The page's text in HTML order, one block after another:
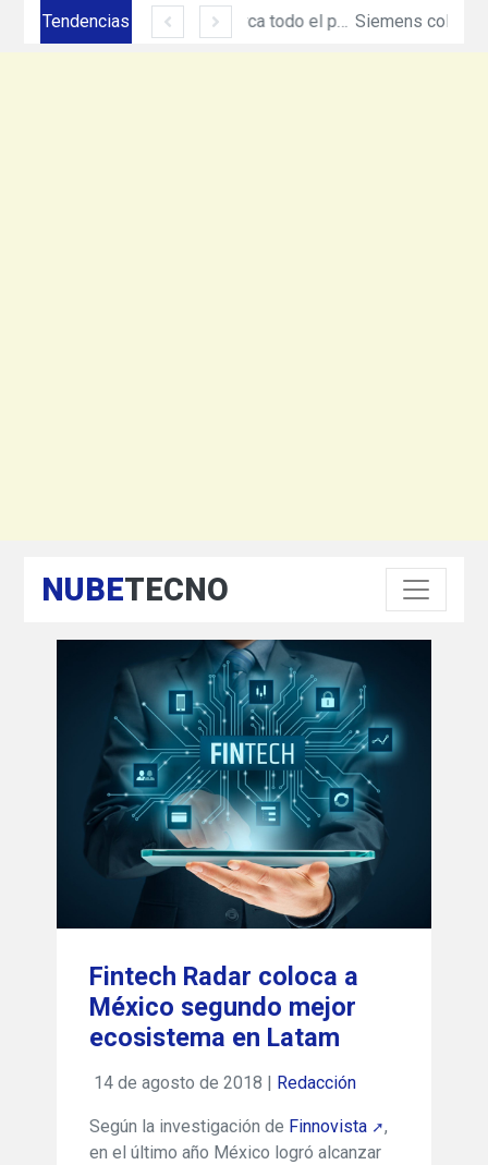
Tendencias
Siemens México amplía su presencia en Ciudad Juárez con inversión de más de 330 mdp Equinix acerca todo el poder de cómputo e inteligencia artificial de NVIDIA DGX con nuevo servicio
NUBETECNO
Fintech Radar coloca a
México segundo mejor
ecosistema en Latam
14 de agosto de 2018 | Redacción
Según la investigación de Finnovista
,
en el último año México logró alcanzar